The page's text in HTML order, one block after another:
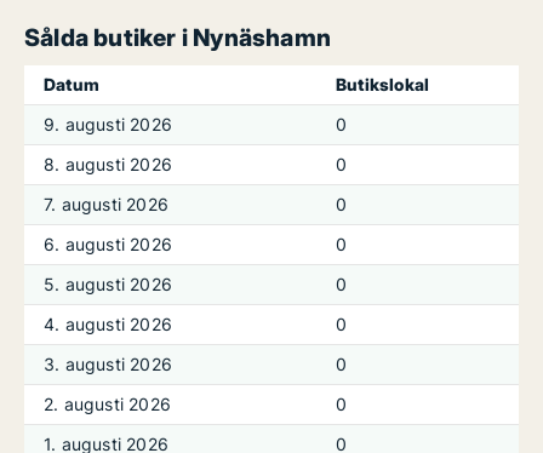
Sålda butiker i Nynäshamn
Datum
Butikslokal
9. augusti 2026
0
8. augusti 2026
0
7. augusti 2026
0
6. augusti 2026
0
5. augusti 2026
0
4. augusti 2026
0
3. augusti 2026
0
2. augusti 2026
0
1. augusti 2026
0